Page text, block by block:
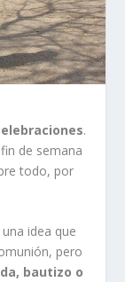
.
de semana
todo, por
idea que
pero
bautizo o